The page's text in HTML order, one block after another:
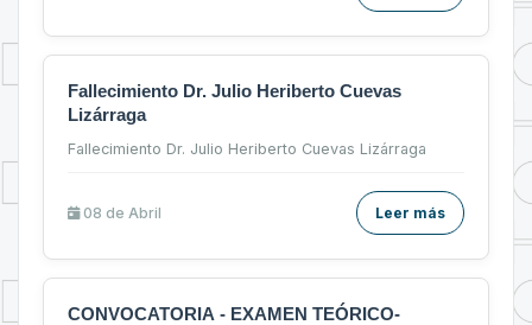
Fallecimiento Dr. Julio Heriberto Cuevas
Lizárraga
Fallecimiento Dr. Julio Heriberto Cuevas Lizárraga
08 de Abril Leer más
CONVOCATORIA - EXAMEN TEÓRICO-